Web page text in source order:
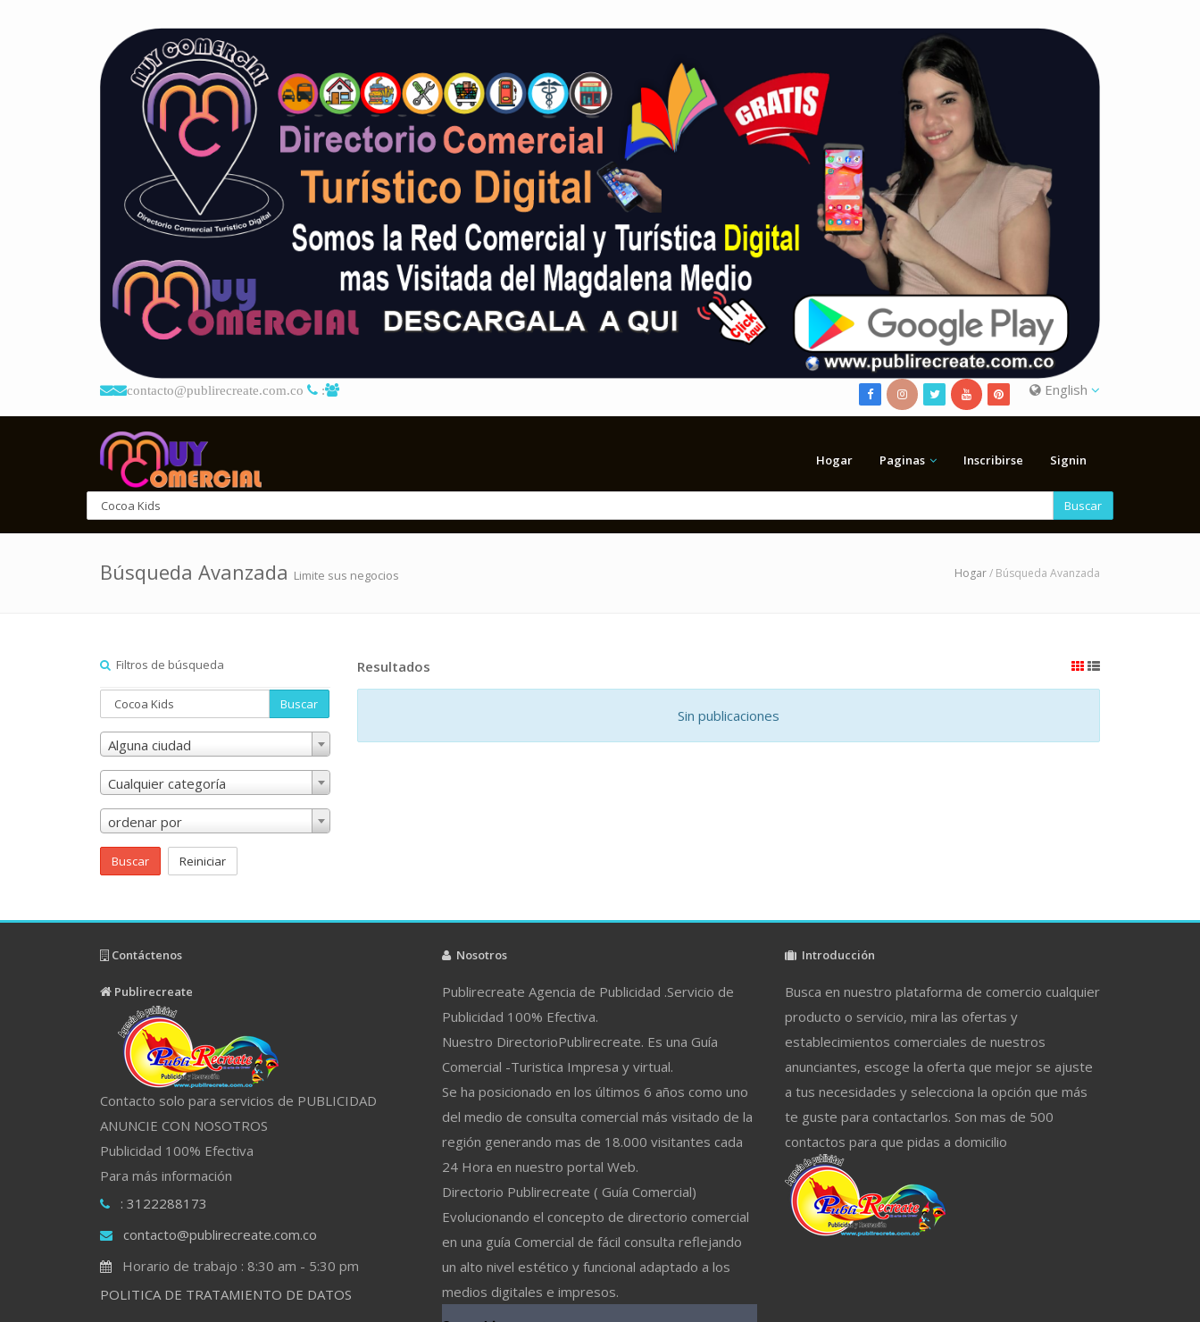
contacto@publirecreate.com.co : English
Hogar Paginas Inscribirse Signin
Buscar
Búsqueda Avanzada Limite sus negocios Hogar/ Búsqueda Avanzada
Filtros de búsqueda
Buscar
Alguna ciudad
Cualquier categoría
ordenar por
Buscar Reiniciar
Resultados
Sin publicaciones
Contáctenos
Publirecreate
Contacto solo para servicios de PUBLICIDAD
ANUNCIE CON NOSOTROS
Publicidad 100% Efectiva
Para más información
: 3122288173
contacto@publirecreate.com.co
Horario de trabajo : 8:30 am - 5:30 pm
POLITICA DE TRATAMIENTO DE DATOS
Nosotros
Publirecreate Agencia de Publicidad .Servicio de
Publicidad 100% Efectiva.
Nuestro DirectorioPublirecreate. Es una Guía
Comercial -Turistica Impresa y virtual.
Se ha posicionado en los últimos 6 años como uno
del medio de consulta comercial más visitado de la
región generando mas de 18.000 visitantes cada
24 Hora en nuestro portal Web.
Directorio Publirecreate ( Guía Comercial)
Evolucionando el concepto de directorio comercial
en una guía Comercial de fácil consulta reflejando
un alto nivel estético y funcional adaptado a los
medios digitales e impresos.
Introducción
Busca en nuestro plataforma de comercio cualquier
producto o servicio, mira las ofertas y
establecimientos comerciales de nuestros
anunciantes, escoge la oferta que mejor se ajuste
a tus necesidades y selecciona la opción que más
te guste para contactarlos. Son mas de 500
contactos para que pidas a domicilio